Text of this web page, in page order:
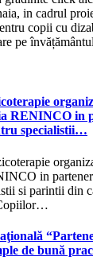
in cadrul
copii cu
pe
RENINCO in
specialistii…
in
si parintii din
de bună